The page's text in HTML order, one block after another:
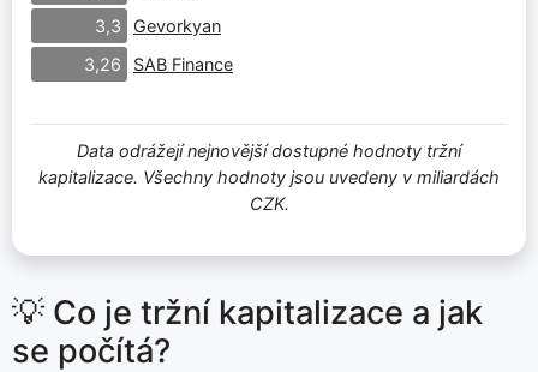
3,3
Gevorkyan
3,26
SAB Finance
Data odrážejí nejnovější dostupné hodnoty tržní
kapitalizace. Všechny hodnoty jsou uvedeny v miliardách
CZK.
💡 Co je tržní kapitalizace a jak
se počítá?